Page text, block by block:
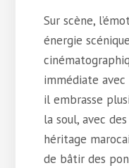
Sur scène,
énergie
immédiate
il embrasse
la soul, avec
héritage
de bâtir des